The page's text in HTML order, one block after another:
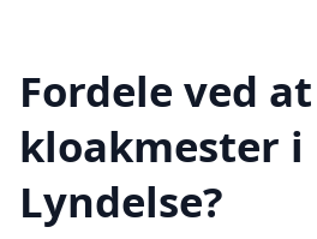
Fordele ved
kloakmester i
Lyndelse?